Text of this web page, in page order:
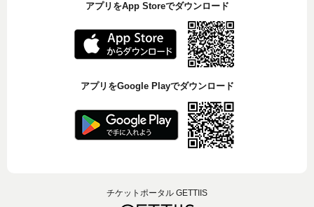
アプリをApp Storeでダウンロード
アプリをGoogle Playでダウンロード
チケットポータル GETTIIS